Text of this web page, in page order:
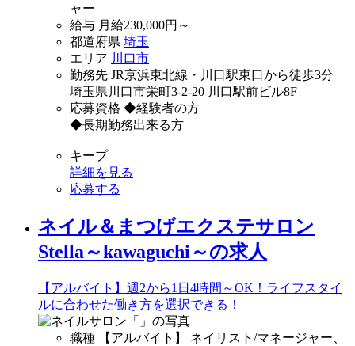
ャー
給与 月給230,000円～
都道府県 埼玉
エリア 川口市
勤務先 JR京浜東北線・川口駅東口から徒歩3分
埼玉県川口市栄町3-2-20 川口駅前ビル8F
応募資格 ◆経験者の方
◆長期勤務出来る方
キープ
詳細を見る
応募する
ネイル＆まつげエクステサロン
Stella～kawaguchi～の求人
【アルバイト】週2から1日4時間～OK！ライフスタイ
ルに合わせた働き方を選択できる！
職種
【アルバイト】 ネイリスト/マネージャー、